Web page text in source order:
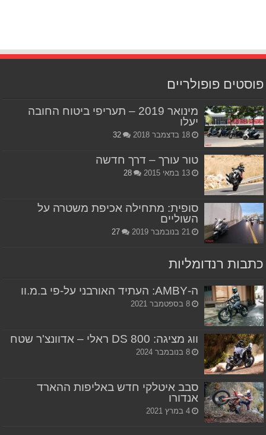
פוסטים פופולריים
מינואר 2019 – תעריפי ביטוח החובה
יעלו
18 בדצמבר 2018 32
טור עורך – דרך חדשה
13 במאי 2015 28
סופית: מתחילה אכיפת משטרה על
השוליים
21 בנובמבר 2019 27
כתבות רנדומליות
ה-AMBY: העתיד האורבני על-פי ב.מ.וו
8 בספטמבר 2021
ווג מציגה: DS 800 ראלי – אדוונצ'ר שטח
8 בנובמבר 2024
סבב איטלקי חדש באליפות ההארד
אנדורו
4 במרץ 2021